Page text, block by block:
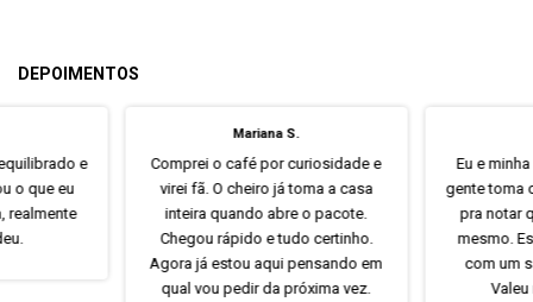
DEPOIMENTOS
e
o que eu
realmente
Mariana S.
Comprei o café por curiosidade e
virei fã. O cheiro já toma a casa
inteira quando abre o pacote.
Chegou rápido e tudo certinho.
Agora já estou aqui pensando em
qual vou pedir da próxima vez.
Eu e
gente toma
pra notar
mesmo.
com um